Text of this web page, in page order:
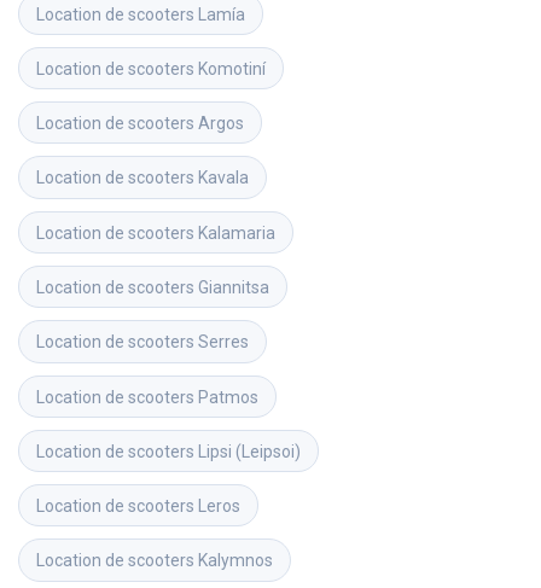
Location de scooters Lamía
Location de scooters Komotiní
Location de scooters Argos
Location de scooters Kavala
Location de scooters Kalamaria
Location de scooters Giannitsa
Location de scooters Serres
Location de scooters Patmos
Location de scooters Lipsi (Leipsoi)
Location de scooters Leros
Location de scooters Kalymnos